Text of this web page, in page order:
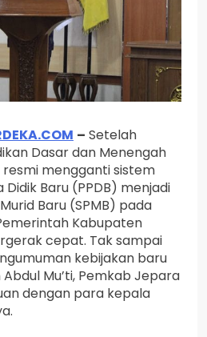
– Setelah
Dasar dan Menengah
mengganti sistem
Baru (PPDB) menjadi
Baru (SPMB) pada
Kabupaten
cepat. Tak sampai
kebijakan baru
Mu’ti, Pemkab Jepara
dengan para kepala